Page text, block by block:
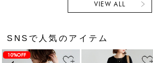
VIEW ALL
SNSで人気のアイテム
10%OFF